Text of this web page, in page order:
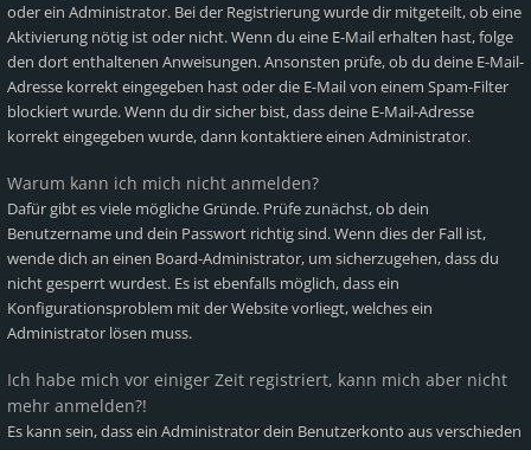
oder ein Administrator. Bei der Registrierung wurde dir mitgeteilt, ob eine
Aktivierung nötig ist oder nicht. Wenn du eine E-Mail erhalten hast, folge
den dort enthaltenen Anweisungen. Ansonsten prüfe, ob du deine E-Mail-
Adresse korrekt eingegeben hast oder die E-Mail von einem Spam-Filter
blockiert wurde. Wenn du dir sicher bist, dass deine E-Mail-Adresse
korrekt eingegeben wurde, dann kontaktiere einen Administrator.
Warum kann ich mich nicht anmelden?
Dafür gibt es viele mögliche Gründe. Prüfe zunächst, ob dein
Benutzername und dein Passwort richtig sind. Wenn dies der Fall ist,
wende dich an einen Board-Administrator, um sicherzugehen, dass du
nicht gesperrt wurdest. Es ist ebenfalls möglich, dass ein
Konfigurationsproblem mit der Website vorliegt, welches ein
Administrator lösen muss.
Ich habe mich vor einiger Zeit registriert, kann mich aber nicht
mehr anmelden?!
Es kann sein, dass ein Administrator dein Benutzerkonto aus verschieden